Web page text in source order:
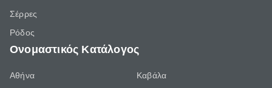
Σέρρες
Ρόδος
Ονομαστικός Κατάλογος
Αθήνα
Καβάλα